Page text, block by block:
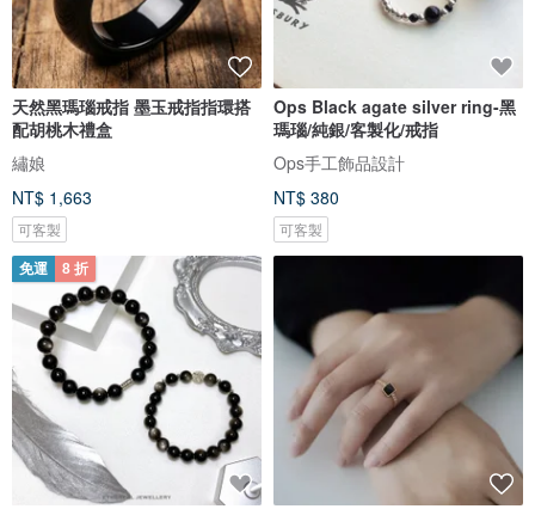
天然黑瑪瑙戒指 墨玉戒指指環搭
配胡桃木禮盒
繡娘
NT$ 1,663
可客製
Ops Black agate silver ring-黑
瑪瑙/純銀/客製化/戒指
Ops手工飾品設計
NT$ 380
可客製
免運 8 折